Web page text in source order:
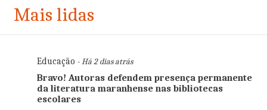
Mais lidas
Educação - Há 2 dias atrás
Bravo! Autoras defendem presença permanente
da literatura maranhense nas bibliotecas
escolares